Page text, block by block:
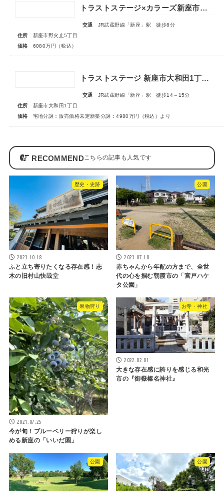
トラストステージ×カラーズ新座市野火止5丁目46期 全12棟◆最終１棟◆
交通
JR武蔵野線「新座」駅 徒歩8分
住所
新座市野火止5丁目
価格
6080万円（税込）
トラストステージ 新座市大和田1丁目19期 全24区画◆第3期分譲 新築分譲住宅 販売開始◆◆第4期分譲 2次販売 宅地分譲 販売予告◆
交通
JR武蔵野線「新座」駅 徒歩14～15分
住所
新座市大和田1丁目
価格
宅地分譲：販売価格未定新築分譲：4980万円（税込）より
RECOMMEND
歴史・史跡
2023.10.18
ふと立ち寄りたくなる存在感！志
木の旧村山快哉堂
公園
2023.07.18
赤ちゃんから年配の方まで、全世
代の心を掴む朝霞市の「宮戸ハケ
タ公園」
果物狩り
2021.07.25
今が旬！ブルーベリー狩りが楽し
める新座の「いいだ園」
お寺・神社
2022.02.01
大きな存在感に誇りを感じる和光
市の『御嶽榛名神社』
公園 公園